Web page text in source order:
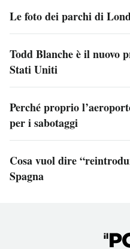
Le foto dei parchi di
Todd Blanche è il nuovo
Stati Uniti
Perché proprio
per i sabotaggi
Cosa vuol dire
Spagna